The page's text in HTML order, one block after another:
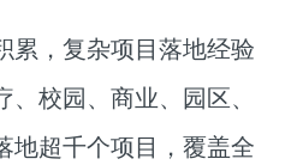
累，复杂项目落地经验
、校园、商业、园区、
地超千个项目，覆盖全